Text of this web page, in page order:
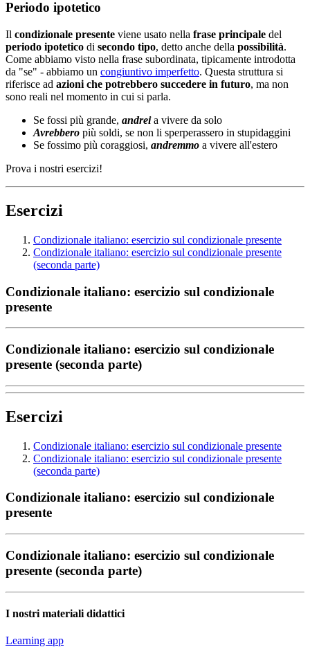
Periodo ipotetico
Il condizionale presente viene usato nella frase principale del
periodo ipotetico di secondo tipo, detto anche della possibilità.
Come abbiamo visto nella frase subordinata, tipicamente introdotta
da "se" - abbiamo un congiuntivo imperfetto. Questa struttura si
riferisce ad azioni che potrebbero succedere in futuro, ma non
sono reali nel momento in cui si parla.
Se fossi più grande, andreia vivere da solo
Avrebbero più soldi, se non li sperperassero in stupidaggini
Se fossimo più coraggiosi, andremmo a vivere all'estero
Prova i nostri esercizi!
Esercizi
Condizionale italiano: esercizio sul condizionale presente
Condizionale italiano: esercizio sul condizionale presente
(seconda parte)
Condizionale italiano: esercizio sul condizionale
presente
Condizionale italiano: esercizio sul condizionale
presente (seconda parte)
Esercizi
Condizionale italiano: esercizio sul condizionale presente
Condizionale italiano: esercizio sul condizionale presente
(seconda parte)
Condizionale italiano: esercizio sul condizionale
presente
Condizionale italiano: esercizio sul condizionale
presente (seconda parte)
I nostri materiali didattici
Learning app